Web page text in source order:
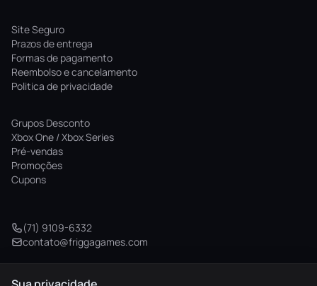
Site Seguro
Prazos de entrega
Formas de pagamento
Reembolso e cancelamento
Politica de privacidade
Grupos Desconto
Xbox One / Xbox Series
Pré-vendas
Promoções
Cupons
(71) 9109-6332
contato@friggagames.com